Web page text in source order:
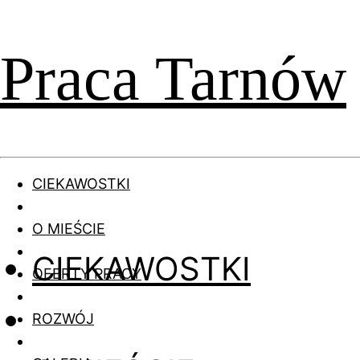
Praca Tarnów
CIEKAWOSTKI
O MIEŚCIE
OFERTY PRACY
ROZWÓJ
CIEKAWOSTKI